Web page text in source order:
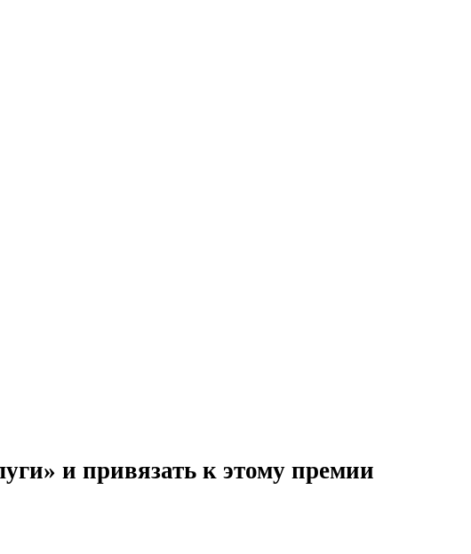
и привязать к этому премии